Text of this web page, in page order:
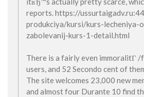
reports. https://
produkciya/kursi/kurs-lecheniya-
zabolevanij-kurs-1-detail.html
There is a fairly even immoralitГ /
users, and 52 Secondo cent of
The site welcomes 23,000 new
and almost four Durante 10 find